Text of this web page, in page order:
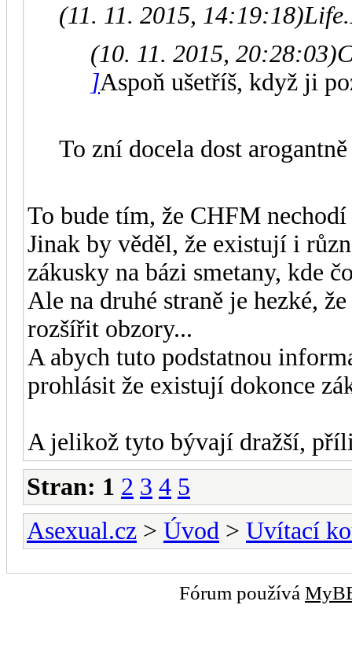
(11. 11. 2015, 14:19:18)
(10. 11. 2015, 20:28:03)
]Aspoň ušetříš, když ji
To zní docela dost
To bude tím, že CHFM
Jinak by věděl, že existují i
zákusky na bázi smetany, kde
Ale na druhé straně je hezké,
rozšířit obzory...
A abych tuto podstatnou
prohlásit že existují dokonce
A jelikož tyto bývají dražší,
Stran: 1 2 3 4 5
Asexual.cz > Úvod > Uvítací
Fórum používá